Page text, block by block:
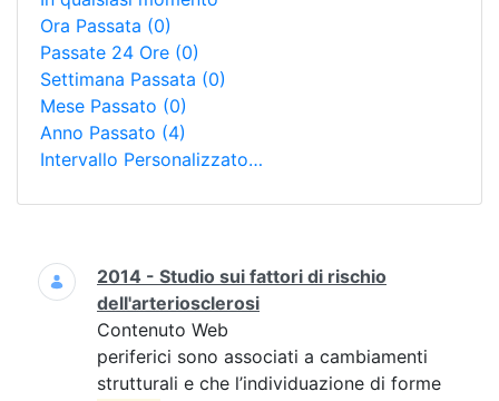
Ora Passata (0)
Passate 24 Ore (0)
Settimana Passata (0)
Mese Passato (0)
Anno Passato (4)
Intervallo Personalizzato…
Ricerca
2014 - Studio sui fattori di rischio
dell'arteriosclerosi
Contenuto Web
periferici sono associati a cambiamenti
strutturali e che l’individuazione di forme